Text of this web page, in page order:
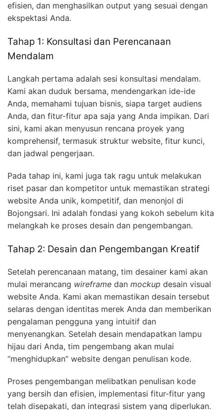
efisien, dan menghasilkan output yang sesuai dengan
ekspektasi Anda.
Tahap 1: Konsultasi dan Perencanaan
Mendalam
Langkah pertama adalah sesi konsultasi mendalam.
Kami akan duduk bersama, mendengarkan ide-ide
Anda, memahami tujuan bisnis, siapa target audiens
Anda, dan fitur-fitur apa saja yang Anda impikan. Dari
sini, kami akan menyusun rencana proyek yang
komprehensif, termasuk struktur website, fitur kunci,
dan jadwal pengerjaan.
Pada tahap ini, kami juga tak ragu untuk melakukan
riset pasar dan kompetitor untuk memastikan strategi
website Anda unik, kompetitif, dan menonjol di
Bojongsari. Ini adalah fondasi yang kokoh sebelum kita
melangkah ke proses desain dan pengembangan.
Tahap 2: Desain dan Pengembangan Kreatif
Setelah perencanaan matang, tim desainer kami akan
mulai merancang wireframe dan mockup desain visual
website Anda. Kami akan memastikan desain tersebut
selaras dengan identitas merek Anda dan memberikan
pengalaman pengguna yang intuitif dan
menyenangkan. Setelah desain mendapatkan lampu
hijau dari Anda, tim pengembang akan mulai
“menghidupkan” website dengan penulisan kode.
Proses pengembangan melibatkan penulisan kode
yang bersih dan efisien, implementasi fitur-fitur yang
telah disepakati, dan integrasi sistem yang diperlukan.